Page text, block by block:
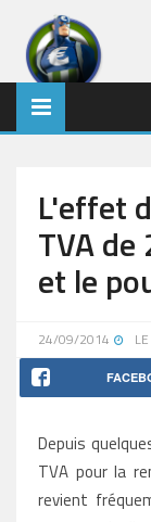
L'effet
TVA
et le
24/09/2014
Depuis
TVA pour la
revient